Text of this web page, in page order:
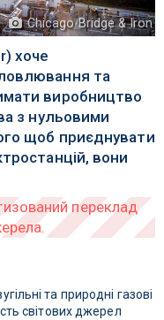
Chicago Bridge & Iron
хоче
та
виробництво
з нульовими
щоб приєднувати
вони
та природні газові
світових джерел